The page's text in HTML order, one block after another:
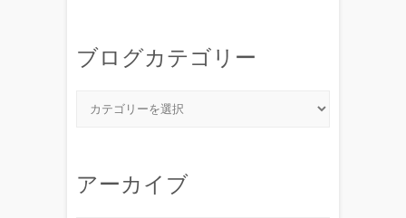
ブログカテゴリー
アーカイブ